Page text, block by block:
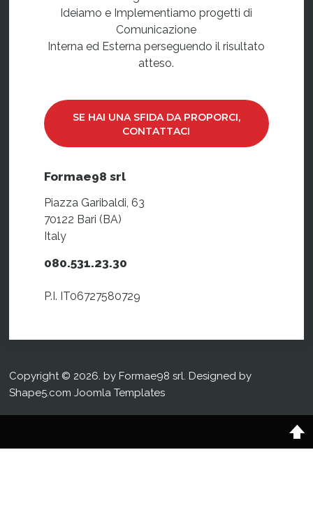
Ideiamo e Implementiamo progetti di
Comunicazione
Interna ed Esterna perseguendo il risultato
atteso.
SE HAI UNA SFIDA DA PROPORCI,
CONTATTACI
Formae98 srl
Piazza Garibaldi, 63
70122 Bari (BA)
Italy
080.531.23.30
P.I. IT06727580729
Copyright © 2026. by Formae98 srl. Designed by
Shape5.comJoomla Templates